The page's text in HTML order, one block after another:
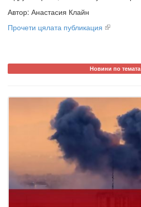
Автор: Анастасия Клайн
Прочети цялата публикация
Новини по темата